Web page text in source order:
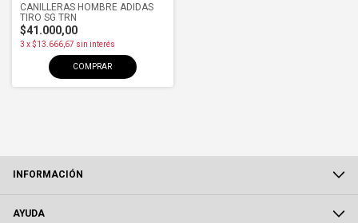
CANILLERAS HOMBRE ADIDAS
TIRO SG TRN
$41.000,00
3 x$13.666,67 sin interés
COMPRAR
INFORMACIÓN
AYUDA